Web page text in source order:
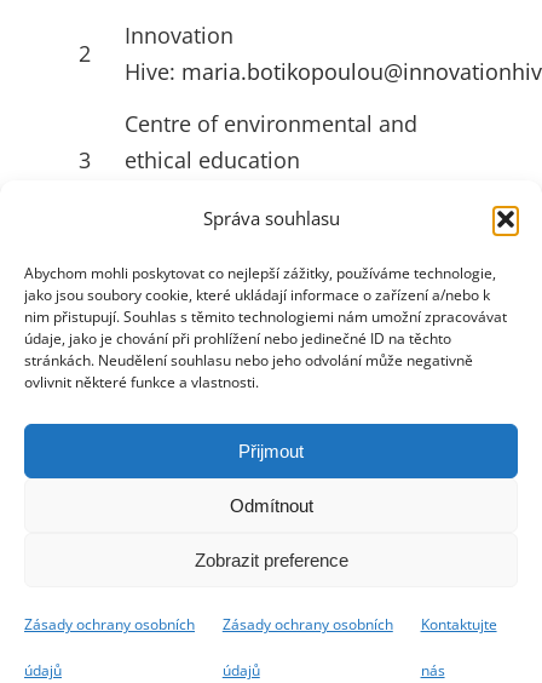
Správa souhlasu
Abychom mohli poskytovat co nejlepší zážitky, používáme technologie,
jako jsou soubory cookie, které ukládají informace o zařízení a/nebo k
nim přistupují. Souhlas s těmito technologiemi nám umožní zpracovávat
údaje, jako je chování při prohlížení nebo jedinečné ID na těchto
stránkách. Neudělení souhlasu nebo jeho odvolání může negativně
ovlivnit některé funkce a vlastnosti.
Přijmout
Odmítnout
Zobrazit preference
Zásady ochrany osobních
údajů
Zásady ochrany osobních
údajů
Kontaktujte
nás
2
Innovation
Hive:
3
Centre of environmental and
ethical education
4
(JYU):emilia.l.ahlstrom@jyu.fi
UŽITEČNÉ ODKAZY
Zásady ochrany osobních údajů
O stránkách
2026 -Innovation Hive- Všechna práva